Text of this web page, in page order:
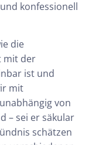
konfessionell
die
mit der
ist und
mit
von
– sei er säkular
schätzen